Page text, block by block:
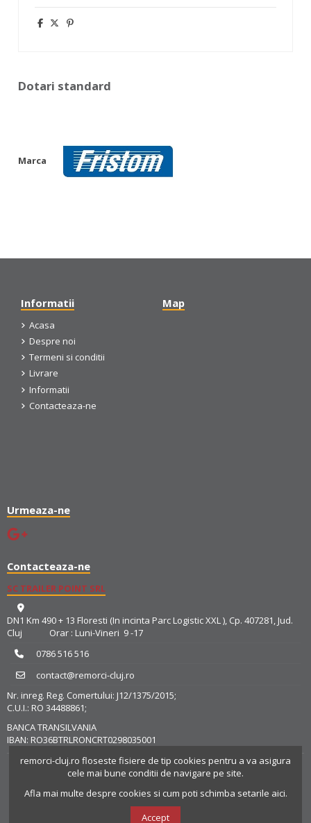
Dotari standard
Marca
Informatii
Acasa
Despre noi
Termeni si conditii
Livrare
Informatii
Contacteaza-ne
Map
Urmeaza-ne
Contacteaza-ne
SC TRAILER POINT SRL
DN1 Km 490 + 13 Floresti (In incinta Parc Logistic XXL ), Cp. 407281, Jud.
Cluj Orar : Luni-Vineri 9 -17
0786 516 516
contact@remorci-cluj.ro
Nr. inreg. Reg. Comertului: J12/1375/2015;
C.U.I.: RO 34488861;
BANCA TRANSILVANIA
IBAN: RO36BTRLRONCRT0298035001
- Magazin Online realizat de
remorci-cluj.ro floseste fisiere de tip cookies pentru a va asigura
cele mai bune conditii de navigare pe site.
Afla mai multe despre cookies si cum poti schimba setarile aici.
Accept